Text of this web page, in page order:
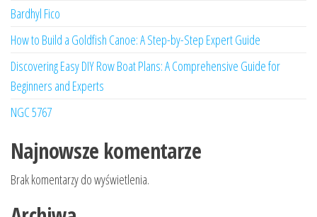
Bardhyl Fico
How to Build a Goldfish Canoe: A Step-by-Step Expert Guide
Discovering Easy DIY Row Boat Plans: A Comprehensive Guide for
Beginners and Experts
NGC 5767
Najnowsze komentarze
Brak komentarzy do wyświetlenia.